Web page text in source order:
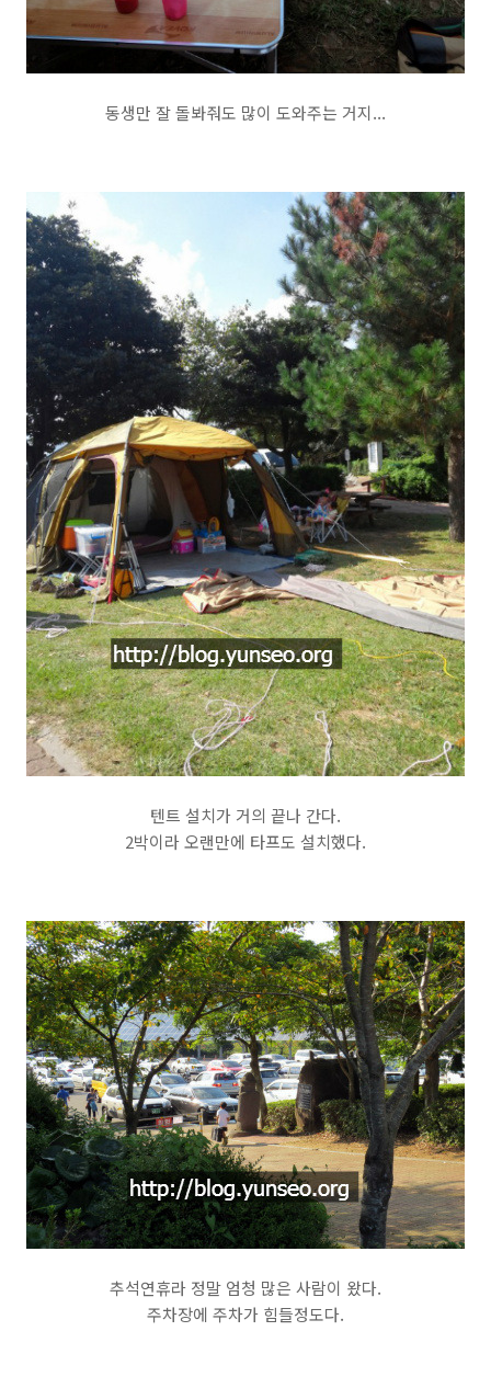
동생만 잘 돌봐줘도 많이 도와주는 거지...
텐트 설치가 거의 끝나 간다.
2박이라 오랜만에 타프도 설치했다.
추석연휴라 정말 엄청 많은 사람이 왔다.
주차장에 주차가 힘들정도다.